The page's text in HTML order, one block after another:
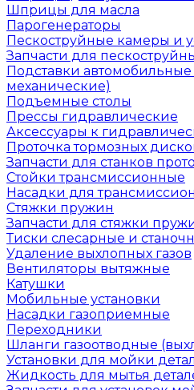
Шприцы для масла
Парогенераторы
Пескоструйные камеры и
Запчасти для
Подставки автомобильные
механические)
Подъемные столы
Прессы гидравлические
Аксессуары к
Проточка тормозных
Запчасти для станков
Стойки трансмиссионные
Насадки для
Стяжки пружин
Запчасти для стяжки
Тиски слесарные и
Удаление выхлопных газов
Вентиляторы вытяжные
Катушки
Мобильные установки
Насадки газоприемные
Переходники
Шланги газоотводные
Установки для мойки
Жидкость для мытья